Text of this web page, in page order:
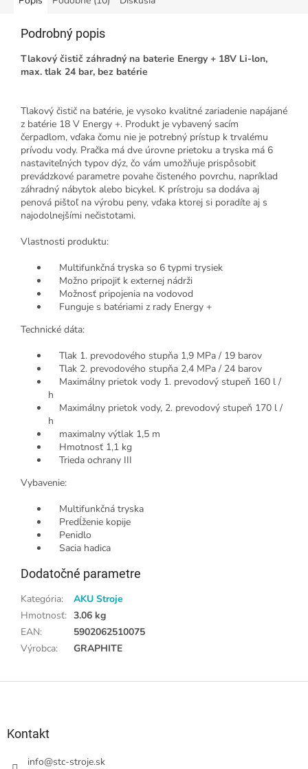
Podrobný popis
Tlakový čistič záhradný na baterie Energy + 18V Li-lon,
max. tlak 24 bar, bez batérie
Tlakový čistič na batérie, je vysoko kvalitné zariadenie napájané
z batérie 18 V Energy +. Produkt je vybavený sacím
čerpadlom, vďaka čomu nie je potrebný prístup k trvalému
prívodu vody. Pračka má dve úrovne prietoku a tryska má 6
nastaviteľných typov dýz, čo vám umožňuje prispôsobiť
prevádzkové parametre povahe čisteného povrchu, napríklad
záhradný nábytok alebo bicykel. K prístroju sa dodáva aj
penová pištoľ na výrobu peny, vďaka ktorej si poradíte aj s
najodolnejšími nečistotami.
Vlastnosti produktu:
Multifunkčná tryska so 6 typmi trysiek
Možno pripojiť k externej nádrži
Možnosť pripojenia na vodovod
Funguje s batériami z rady Energy +
Technické dáta:
Tlak 1. prevodového stupňa 1,9 MPa / 19 barov
Tlak 2. prevodového stupňa 2,4 MPa / 24 barov
Maximálny prietok vody 1. prevodový stupeň 160 l /
h
Maximálny prietok vody, 2. prevodový stupeň 170 l /
h
maximalny výtlak 1,5 m
Hmotnosť 1,1 kg
Trieda ochrany III
Vybavenie:
Multifunkčná tryska
Predĺženie kopije
Penidlo
Sacia hadica
Dodatočné parametre
Kategória:
AKU Stroje
Hmotnosť: 3.06 kg
EAN:
5902062510075
Výrobca: GRAPHITE
Kontakt
info@stc-stroje.sk